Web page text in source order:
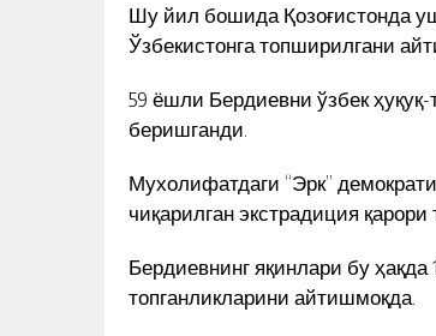
Шу йил бошида Қозоғистонда
Ўзбекистонга топширилгани
59 ёшли Бердиевни ўзбек
беришганди.
Мухолифатдаги “Эрк”
чиқарилган экстрадиция
Бердиевнинг яқинлари бу ҳақда
топганликларини айтишмоқда.